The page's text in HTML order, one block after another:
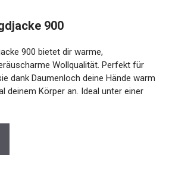
900
900 bietet dir warme,
Wollqualität. Perfekt für
dank Daumenloch deine Hände warm
deinem Körper an. Ideal unter einer